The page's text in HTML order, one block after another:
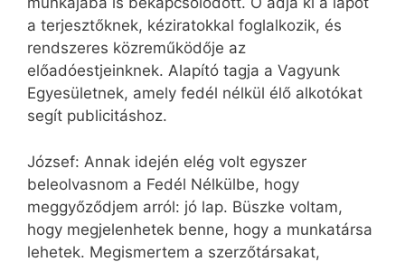
a terjesztőknek, kéziratokkal foglalkozik, és
rendszeres közreműködője az
előadóestjeinknek. Alapító tagja a Vagyunk
Egyesületnek, amely fedél nélkül élő alkotókat
segít publicitáshoz.
József: Annak idején elég volt egyszer
beleolvasnom a Fedél Nélkülbe, hogy
meggyőződjem arról: jó lap. Büszke voltam,
hogy megjelenhetek benne, hogy a munkatársa
lehetek. Megismertem a szerzőtársakat,